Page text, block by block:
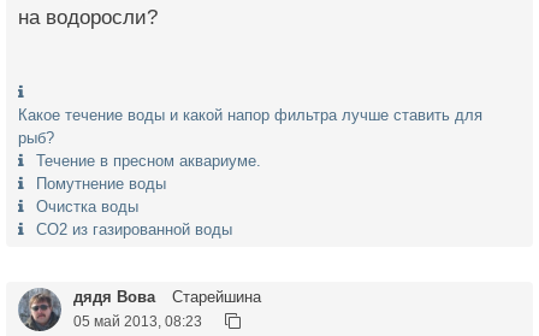
на водоросли?
Какое течение воды и какой напор фильтра лучше ставить для
рыб?
Течение в пресном аквариуме.
Помутнение воды
Очистка воды
CO2 из газированной воды
дядя Вова Старейшина
05 май 2013, 08:23